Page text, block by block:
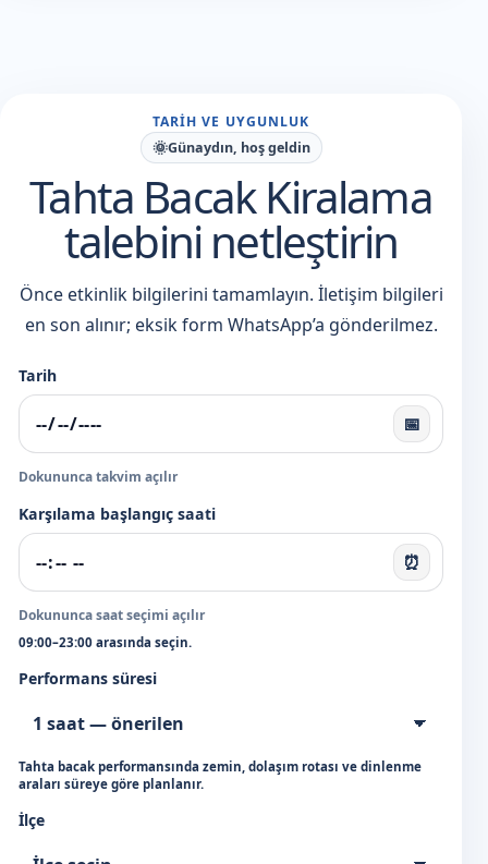
TARIH VE UYGUNLUK
🌞Günaydın, hoş geldin
Tahta Bacak Kiralama
talebini netleştirin
Önce etkinlik bilgilerini tamamlayın. İletişim bilgileri
en son alınır; eksik form WhatsApp’a gönderilmez.
Tarih
📅
Dokununca takvim açılır
Karşılama başlangıç saati
⏰
Dokununca saat seçimi açılır
09:00–23:00 arasında seçin.
Performans süresi
Tahta bacak performansında zemin, dolaşım rotası ve dinlenme
araları süreye göre planlanır.
İlçe